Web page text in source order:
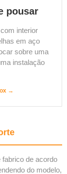
pousar
interior
em aço
sobre uma
instalação
→
de acordo
do modelo,